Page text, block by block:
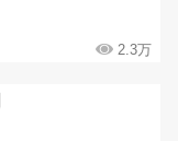
2.3万